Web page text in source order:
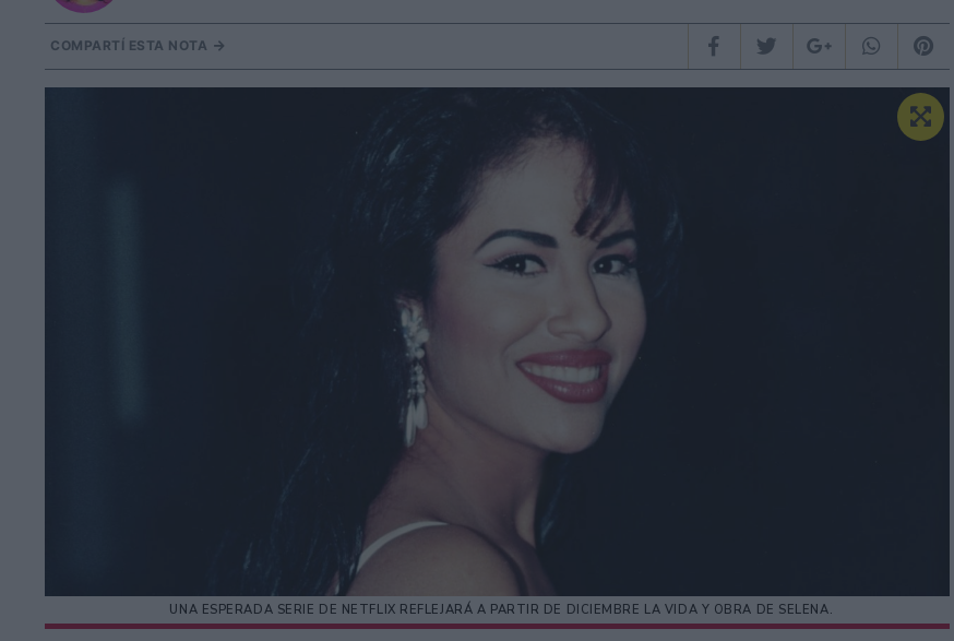
COMPARTÍ ESTA NOTA
UNA ESPERADA SERIE DE NETFLIX REFLEJARÁ A PARTIR DE DICIEMBRE LA VIDA Y OBRA DE SELENA.